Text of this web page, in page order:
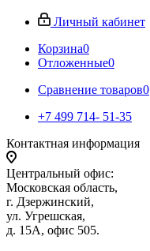
Личный кабинет
Корзина0
Отложенные0
Сравнение товаров0
+7 499 714- 51-35
Контактная информация
Центральный офис:
Московская область,
г. Дзержинский,
ул. Угрешская,
д. 15А, офис 505.